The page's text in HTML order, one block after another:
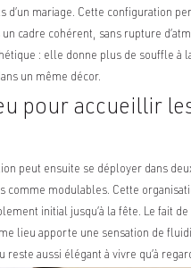
d’un mariage. Cette configuration
cadre cohérent, sans rupture
: elle donne plus de souffle
un même décor.
pour accueillir
peut ensuite se déployer dans
comme modulables. Cette
initial jusqu’à la fête. Le fait
lieu apporte une sensation de
reste aussi élégant à vivre qu’à